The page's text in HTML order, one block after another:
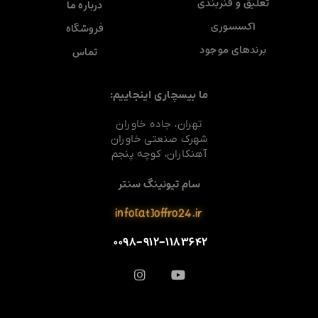
اکسسوری
برندهای موجود
درباره ما
فروشگاه
تماس
ما بیسچاری اینجاییم:
تهران، جاده خاوران
شهرک صنعتی خاوران
آهنکاران، کوچه پنجم
سام تیونینگ سنتر
info[at]offro24.ir
۰۰۹۸-۹۱۲-۱۱۸۳۶۴۲